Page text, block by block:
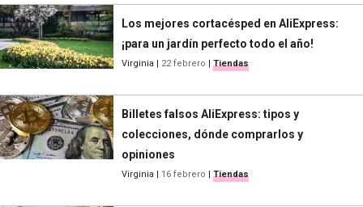
Los mejores cortacésped en AliExpress:
¡para un jardín perfecto todo el año!
Virginia | 22 febrero | Tiendas
Billetes falsos AliExpress: tipos y
colecciones, dónde comprarlos y
opiniones
Virginia | 16 febrero | Tiendas